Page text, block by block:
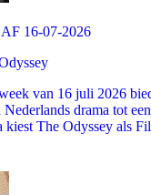
16-07-2026
van 16 juli 2026
Nederlands drama tot
The Odyssey als